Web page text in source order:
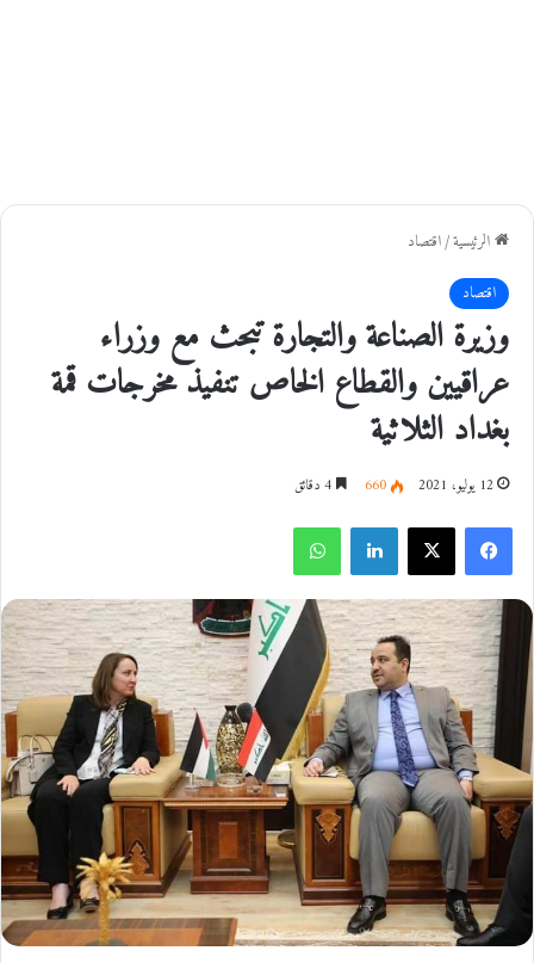
الرئيسية/اقتصاد
اقتصاد
وزيرة الصناعة والتجارة تبحث مع وزراء
عراقيين والقطاع الخاص تنفيذ مخرجات قمة
بغداد الثلاثية
12 يوليو، 2021 660
فيسبوك